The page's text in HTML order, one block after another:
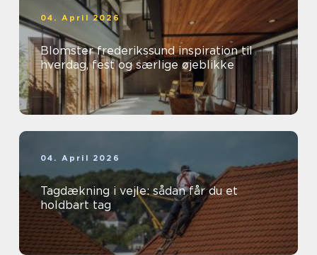
04. April 2026
Blomster frederikssund inspiration til
hverdag, fest og særlige øjeblikke
04. April 2026
Tagdækning i vejle: sådan får du et
holdbart tag